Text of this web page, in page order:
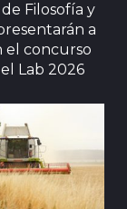
Filosofía y
a
el concurso
Lab 2026